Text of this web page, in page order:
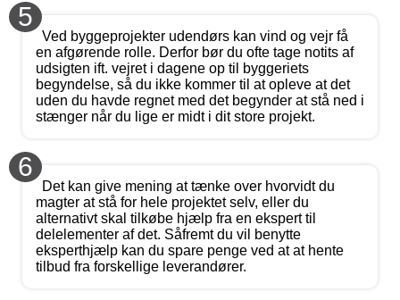
5
Ved byggeprojekter udendørs kan vind og vejr få
en afgørende rolle. Derfor bør du ofte tage notits af
udsigten ift. vejret i dagene op til byggeriets
begyndelse, så du ikke kommer til at opleve at det
uden du havde regnet med det begynder at stå ned i
stænger når du lige er midt i dit store projekt.
6
Det kan give mening at tænke over hvorvidt du
magter at stå for hele projektet selv, eller du
alternativt skal tilkøbe hjælp fra en ekspert til
delelementer af det. Såfremt du vil benytte
eksperthjælp kan du spare penge ved at at hente
tilbud fra forskellige leverandører.